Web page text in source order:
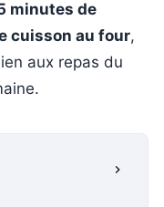
minutes de
cuisson au four,
aux repas du